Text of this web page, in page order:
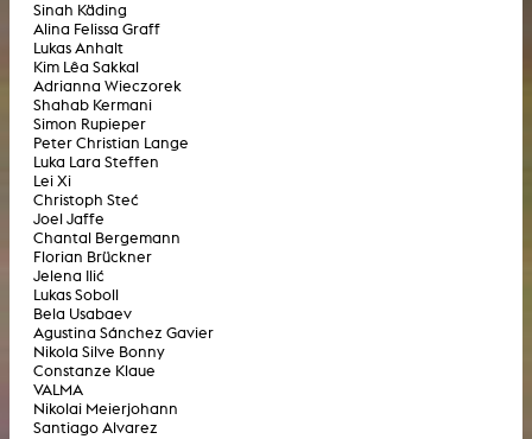
Sinah Käding
Alina Felissa Graff
Lukas Anhalt
Kim Lêa Sakkal
Adrianna Wieczorek
Shahab Kermani
Simon Rupieper
Peter Christian Lange
Luka Lara Steffen
Lei Xi
Christoph Steć
Joel Jaffe
Chantal Bergemann
Florian Brückner
Jelena Ilić
Lukas Soboll
Bela Usabaev
Agustina Sánchez Gavier
Nikola Silve Bonny
Constanze Klaue
VALMA
Nikolai Meierjohann
Santiago Alvarez